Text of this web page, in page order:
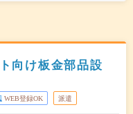
向け板金部品設
WEB登録OK 派遣